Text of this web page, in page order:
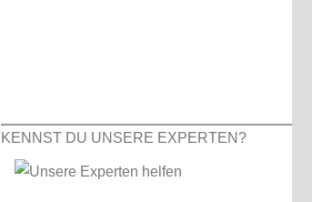
KENNST DU UNSERE EXPERTEN?